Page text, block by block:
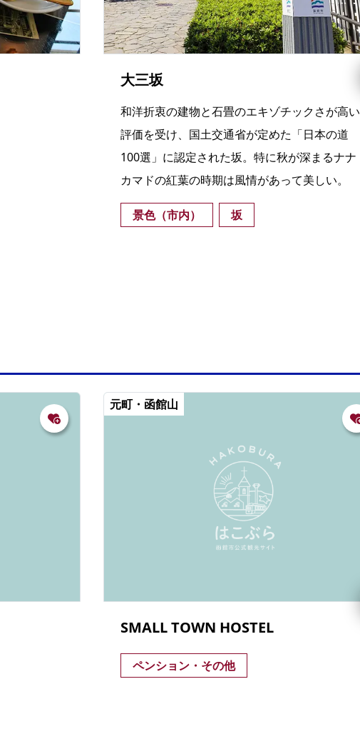
大三坂
和洋折衷の建物と石畳のエキゾチックさが高い
評価を受け、国土交通省が定めた「日本の道
100選」に認定された坂。特に秋が深まるナナ
カマドの紅葉の時期は風情があって美しい。
景色（市内） 坂
元町・函館山
SMALL TOWN HOSTEL
ペンション・その他